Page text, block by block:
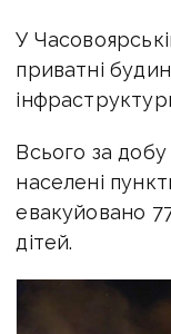
У
приватні
Всього за добу
населені
евакуйовано
дітей.